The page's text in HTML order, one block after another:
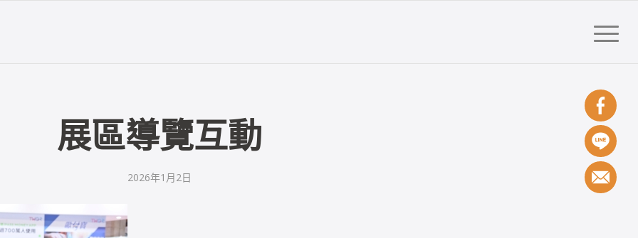
展區導覽互動
2026年1月2日